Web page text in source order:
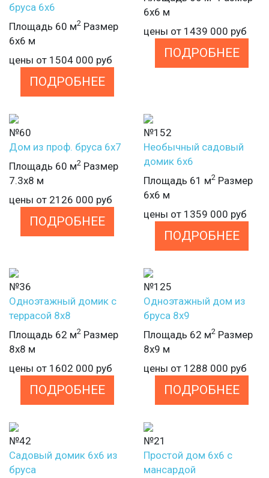
бруса 6х6
Площадь 60 м2 Размер
6х6 м
цены от 1504 000 руб
ПОДРОБНЕЕ
6х6 м
цены от 1439 000 руб
ПОДРОБНЕЕ
№60
Дом из проф. бруса 6х7
Площадь 60 м2 Размер
7.3х8 м
цены от 2126 000 руб
ПОДРОБНЕЕ
№152
Необычный садовый
домик 6х6
Площадь 61 м2 Размер
6х6 м
цены от 1359 000 руб
ПОДРОБНЕЕ
№36
Одноэтажный домик с
террасой 8х8
Площадь 62 м2 Размер
8х8 м
цены от 1602 000 руб
ПОДРОБНЕЕ
№125
Одноэтажный дом из
бруса 8х9
Площадь 62 м2 Размер
8х9 м
цены от 1288 000 руб
ПОДРОБНЕЕ
№42
Садовый домик 6х6 из
бруса
№21
Простой дом 6х6 с
мансардой